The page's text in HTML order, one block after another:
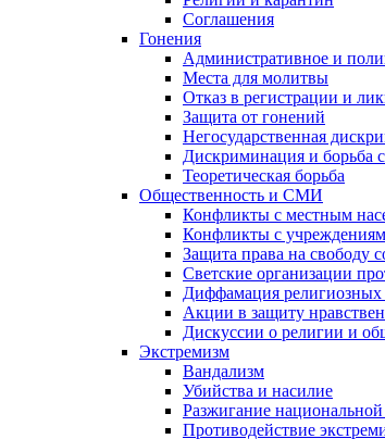
Соглашения
Гонения
Административное и
Места для молитвы
Отказ в регистрации и
Защита от гонений
Негосударственная
Дискриминация и борьба
Теоретическая борьба
Общественность и СМИ
Конфликты с местным
Конфликты с
Защита права на свободу
Светские организации
Диффамация
Акции в защиту
Дискуссии о религии и
Экстремизм
Вандализм
Убийства и насилие
Разжигание
Противодействие